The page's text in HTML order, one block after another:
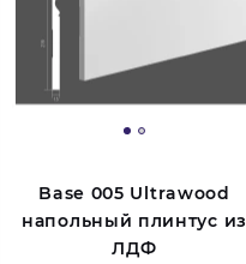
Base 005 Ultrawood
напольный плинтус из
ЛДФ